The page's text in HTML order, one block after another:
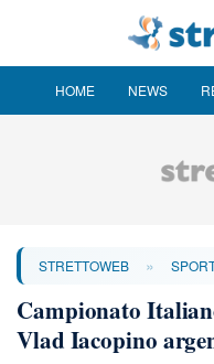
HOME NEWS
STRETTOWEB »
Campionato
Vlad Iacopino